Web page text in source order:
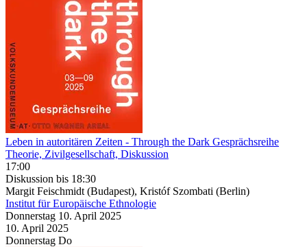
Leben in autoritären Zeiten - Through the Dark Gesprächsreihe
Theorie, Zivilgesellschaft, Diskussion
17:00
Diskussion bis 18:30
Margit Feischmidt (Budapest), Kristóf Szombati (Berlin)
Institut für Europäische Ethnologie
Donnerstag 10. April 2025
10. April 2025
Donnerstag Do